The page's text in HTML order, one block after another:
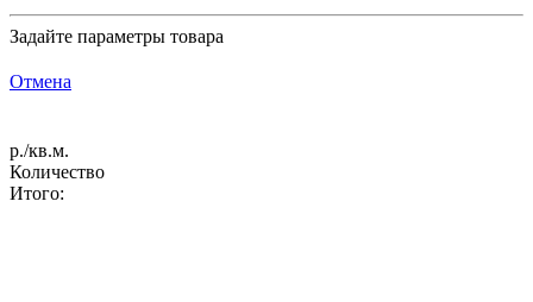
Задайте параметры товара
Отмена
р./кв.м.
Количество
Итого: